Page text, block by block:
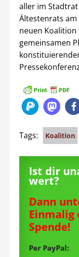
aller im
Ältestenrats
neuen
gemeinsamen
Tags: Koalition
Ist dir
wert?
Dann
Spende!
Per PayPal: